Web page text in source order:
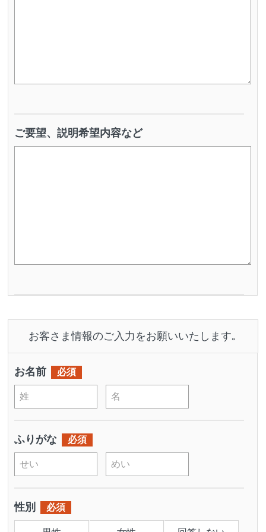
ご要望、説明希望内容など
お客さま情報のご入力をお願いいたします｡
お名前 必須
ふりがな 必須
性別 必須